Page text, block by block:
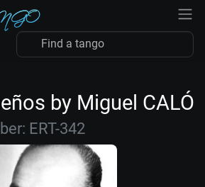
by Miguel CALÓ
ERT-342